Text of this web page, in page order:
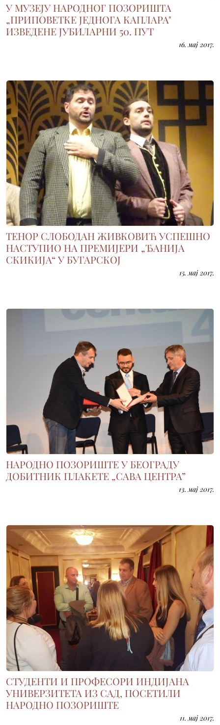
У МУЗЕЈУ НАРОДНОГ ПОЗОРИШТА
„ПРИПОВЕТКЕ ЈЕДНОГА КАПЛАРА"
ИЗВЕДЕНЕ ЈУБИЛАРНИ 50. ПУТ
16. мај 2017.
ТЕНОР СЛОБОДАН ЖИВКОВИЋ УСПЕШНО
НАСТУПИО НА ПРЕМИЈЕРИ „ЂАНИЈА
СКИКИЈА“ У БУГАРСКОЈ
15. мај 2017.
НАРОДНО ПОЗОРИШТЕ У БЕОГРАДУ
ДОБИТНИК ПЛАКЕТЕ „САВА ЦЕНТРА”
13. мај 2017.
СТУДЕНТИ И ПРОФЕСОРИ ИНДИЈАНА
УНИВЕРЗИТЕТА ИЗ САД, ПОСЕТИЛИ
НАРОДНО ПОЗОРИШТЕ
11. мај 2017.